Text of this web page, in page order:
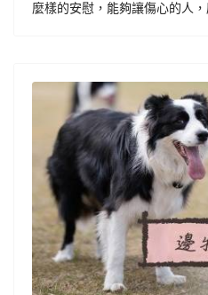
麼樣的安慰，能夠讓傷心的人